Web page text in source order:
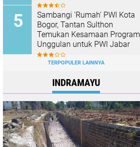
Sambangi 'Rumah' PWI Kota
Bogor, Tantan Sulthon
Temukan Kesamaan Program
Unggulan untuk PWI Jabar
TERPOPULER LAINNYA
INDRAMAYU